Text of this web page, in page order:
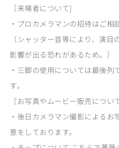
［来場者について]
・プロカメラマンの招待はご相
（シャッター音等により、演
影響が出る恐れがあるため。）
・三脚の使用については最後列
す。
［お写真やムービー販売につい
・後日カメラマン撮影によるお
意をしております。